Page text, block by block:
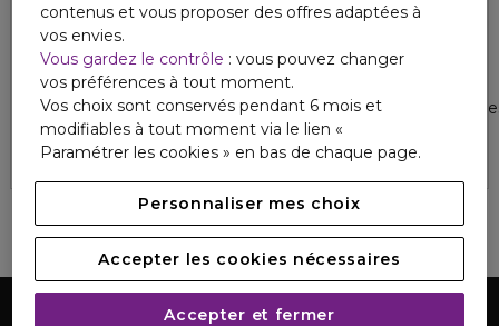
CAROLINA HERRERA
GOOD GIRL
Gel douche
54,30 € 5 3
CAROLINA HERRERA
GOOD GIRL
Huile pailletée pour les
66,10 €
contenus et vous proposer des offres adaptées à
vos envies.
Vous gardez le contrôle : vous pouvez changer
vos préférences à tout moment.
Vos choix sont conservés pendant 6 mois et
modifiables à tout moment via le lien «
Paramétrer les cookies » en bas de chaque page.
Personnaliser mes choix
Accepter les cookies nécessaires
Accepter et fermer